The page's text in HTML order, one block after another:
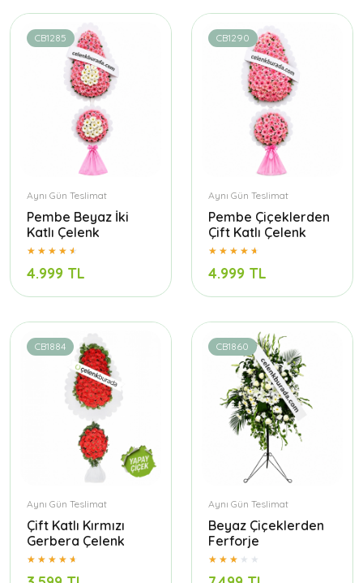
CB1285
Aynı Gün Teslimat
Pembe Beyaz İki
Katlı Çelenk
4.999 TL
CB1290
Aynı Gün Teslimat
Pembe Çiçeklerden
Çift Katlı Çelenk
4.999 TL
CB1884
Aynı Gün Teslimat
Çift Katlı Kırmızı
Gerbera Çelenk
CB1860
Aynı Gün Teslimat
Beyaz Çiçeklerden
Ferforje